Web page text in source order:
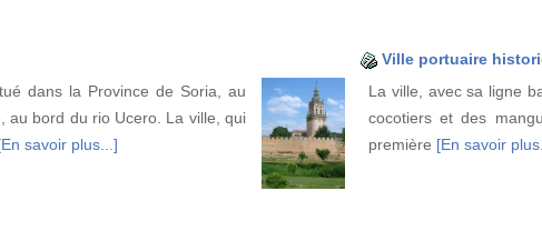
dans la Province de Soria, au
au bord du rio Ucero. La ville, qui
savoir plus...]
Ville portuaire
La ville, avec sa ligne
cocotiers et des
première [En savoir